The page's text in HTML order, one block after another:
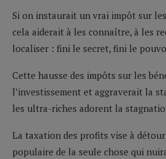
Si on instaurait un vrai impôt sur
cela aiderait à les connaître, à les
localiser : fini le secret, fini le
Cette hausse des impôts sur les
l’investissement et aggraverait la
les ultra-riches adorent la
La taxation des profits vise à
populaire de la seule chose qui